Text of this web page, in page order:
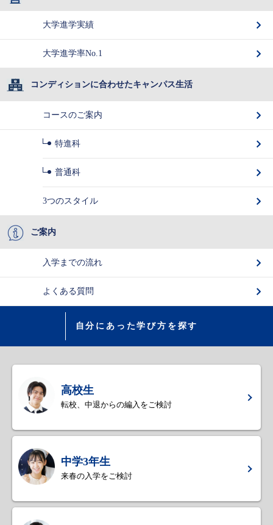
大学進学実績
大学進学率No.1
コンディションに合わせたキャンパス生活
コースのご案内
特進科
普通科
3つのスタイル
ご案内
入学までの流れ
よくある質問
自分にあった学び方を探す
高校生
転校、中退からの編入をご検討
中学3年生
来春の入学をご検討